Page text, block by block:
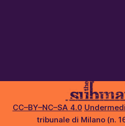
CC–BY–NC–SA 4.0
tribunale di Milano (n.